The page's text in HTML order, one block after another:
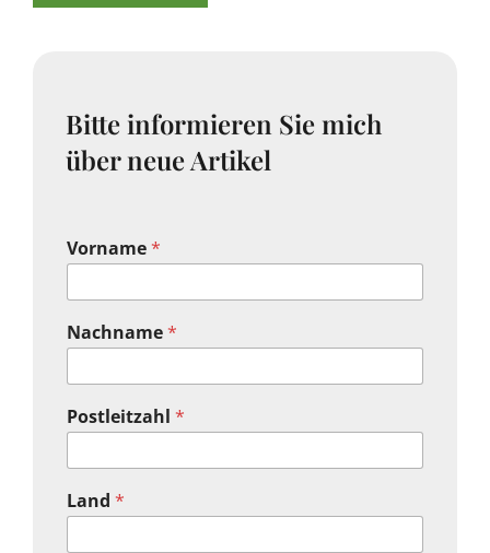
Bitte informieren Sie mich
über neue Artikel
Vorname*
Nachname*
Postleitzahl *
Land *